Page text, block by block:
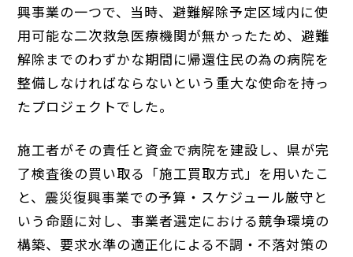
興事業の一つで、当時、避難解除予定区域内に使
用可能な二次救急医療機関が無かったため、避難
解除までのわずかな期間に帰還住民の為の病院を
整備しなければならないという重大な使命を持っ
たプロジェクトでした。
施工者がその責任と資金で病院を建設し、県が完
了検査後の買い取る「施工買取方式」を用いたこ
と、震災復興事業での予算・スケジュール厳守と
いう命題に対し、事業者選定における競争環境の
構築、要求水準の適正化による不調・不落対策の